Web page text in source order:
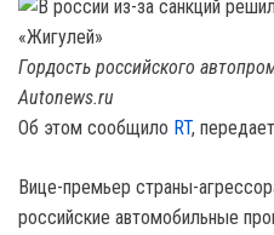
Гордость российского
Autonews.ru
Об этом сообщило RT, передает
Вице-премьер страны-
российские автомобильные